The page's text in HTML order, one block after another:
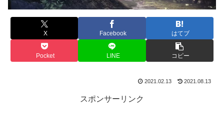
X Facebook はてブ
Pocket LINE コピー
2021.02.13 2021.08.13
スポンサーリンク